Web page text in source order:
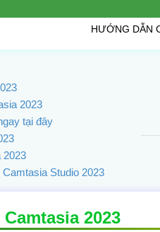
HƯỚNG DẪN
2023
tại đây
2023
Studio 2023
2023